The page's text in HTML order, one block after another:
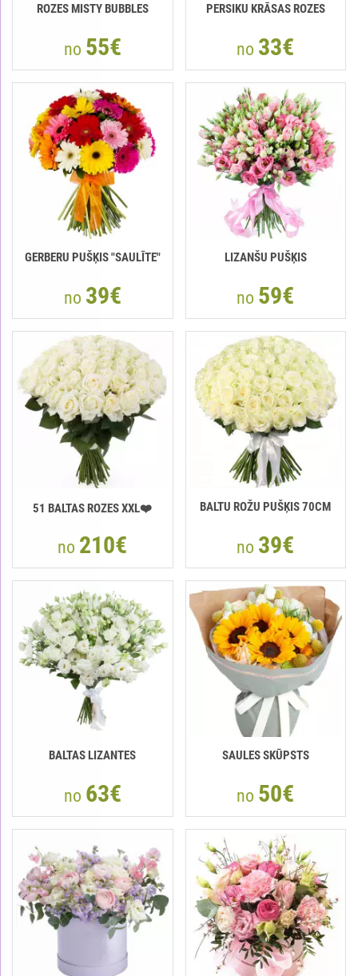
ROZES MISTY BUBBLES
no 55€
РERSIKU KRĀSAS ROZES
no 33€
GERBERU PUŠĶIS "SAULĪTE"
no 39€
LIZANŠU PUŠĶIS
no 59€
51 BALTAS ROZES XXL❤️
no 210€
BALTU ROŽU PUŠĶIS 70CM
no 39€
BALTAS LIZANTES
no 63€
SAULES SKŪPSTS
no 50€